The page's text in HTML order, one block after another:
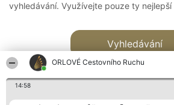
ORLOVÉ Cestovního Ruchu
14:58
vyhledávání. Využívejte pouze ty nejlepší
Vyhledávání